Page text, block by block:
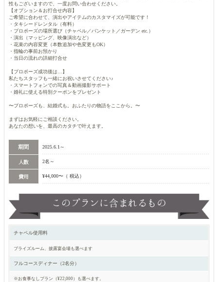
性もございますので、一度お問い合わせください。
【オプション＆お打合せ内容】
ご希望に合わせて、演出やアイテムのカスタマイズが可能です！
・タキシードレンタル（有料）
・プロポーズの場所選び（チャペル／バンケット／ガーデン etc.）
・演出（マッピング、映像演出など）
・花束の内容変更（本数追加や色変更もOK）
・指輪の事前お預かり
・当日の流れの詳細打合せ
【プロポーズ成功後は…】
私たちスタッフも一緒にお祝いさせてください♪
・スマートフォンでの写真＆動画撮影サポート
・婚礼に使える特別クーポンをプレゼント
〜プロポーズも、結婚式も。おふたりの物語をここから。〜
まずはお気軽にご相談ください。
あなたの想いを、最高のカタチで叶えます。
2025.6.1～
2名～
¥44,000〜（ 税込）
チャペル使用料
ブライズルーム、披露宴会場も選べます
フルコースディナー（2名分）
※お食事なしプラン（¥22,000）も選べます。